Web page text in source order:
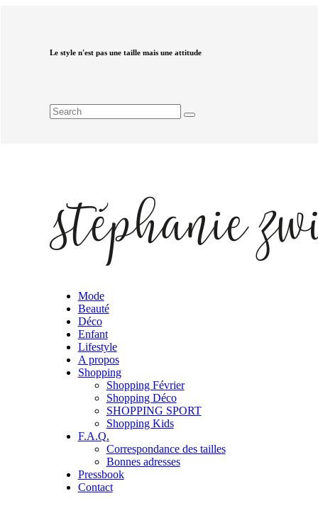
Le style n'est pas une taille mais une attitude
Mode
Beauté
Déco
Enfant
Lifestyle
A propos
Shopping
Shopping Février
Shopping Déco
SHOPPING SPORT
Shopping Kids
F.A.Q.
Correspondance des tailles
Bonnes adresses
Pressbook
Contact